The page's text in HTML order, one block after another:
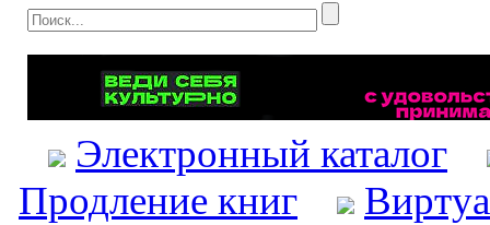
Электронный каталог
Продление книг